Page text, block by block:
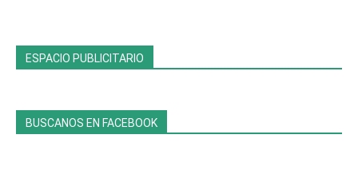
ESPACIO PUBLICITARIO
BUSCANOS EN FACEBOOK